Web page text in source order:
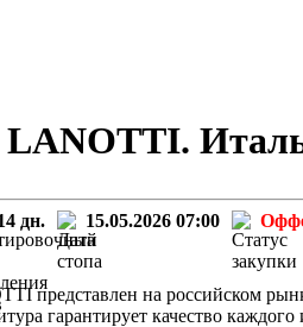
LANOTTI.
дн. 15.05.2026 07:00
представлен на российском
гарантирует качество